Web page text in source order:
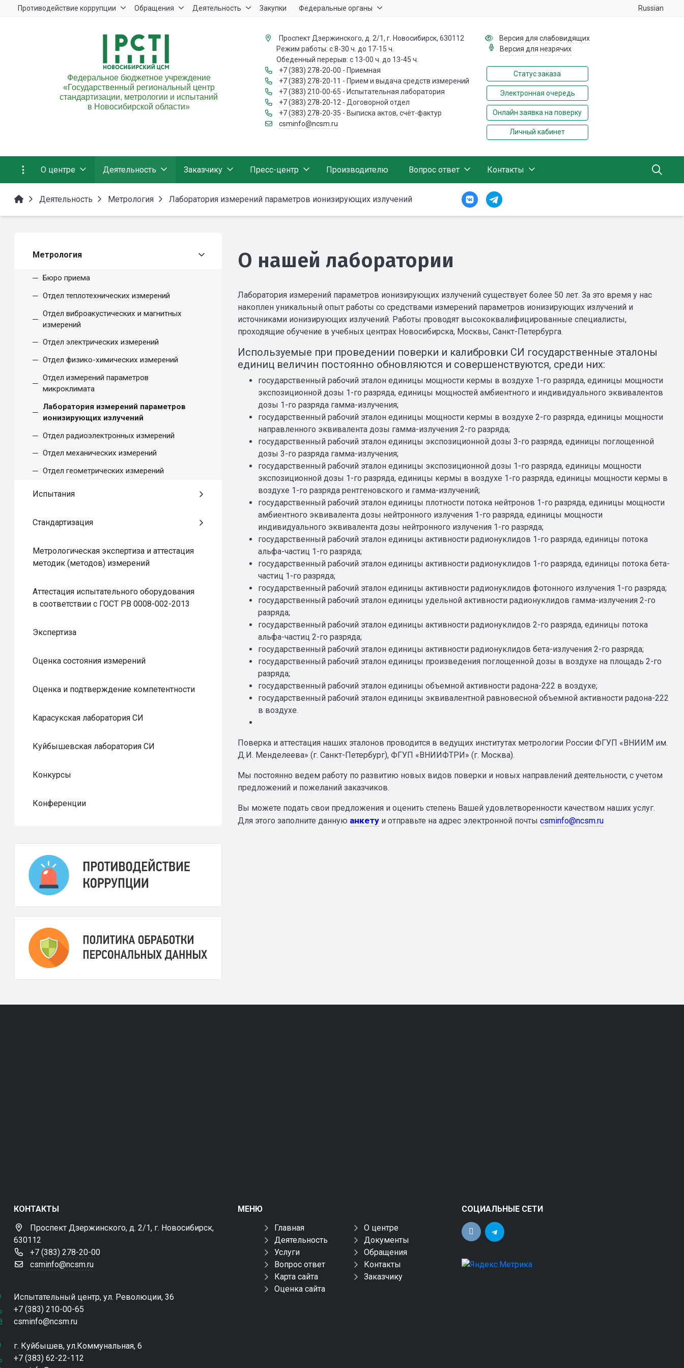
Противодействие коррупции Обращения Деятельность Закупки Федеральные органы Russian
Федеральное бюджетное учреждение
«Государственный региональный центр
стандартизации, метрологии и испытаний
в Новосибирской области»
Проспект Дзержинского, д. 2/1, г. Новосибирск, 630112
Режим работы: с 8-30 ч. до 17-15 ч.
Обеденный перерыв: с 13-00 ч. до 13-45 ч.
+7 (383) 278-20-00 - Приемная
+7 (383) 278-20-11 - Прием и выдача средств измерений
+7 (383) 210-00-65 - Испытательная лаборатория
+7 (383) 278-20-12 - Договорной отдел
+7 (383) 278-20-35 - Выписка актов, счёт-фактур
csminfo@ncsm.ru
Версия для слабовидящих
Версия для незрячих
Статус заказа
Электронная очередь
Онлайн заявка на поверку
Личный кабинет
О центре Деятельность Заказчику Пресс-центр Производителю Вопрос ответ Контакты
Деятельность Метрология Лаборатория измерений параметров ионизирующих излучений
Метрология
Бюро приема
Отдел теплотехнических измерений
Отдел виброакустических и магнитных
измерений
Отдел электрических измерений
Отдел физико-химических измерений
Отдел измерений параметров
микроклимата
Лаборатория измерений параметров
ионизирующих излучений
Отдел радиоэлектронных измерений
Отдел механических измерений
Отдел геометрических измерений
Испытания
Стандартизация
Метрологическая экспертиза и аттестация
методик (методов) измерений
Аттестация испытательного оборудования
в соответствии с ГОСТ РВ 0008-002-2013
Экспертиза
Оценка состояния измерений
Оценка и подтверждение компетентности
Карасукская лаборатория СИ
Куйбышевская лаборатория СИ
Конкурсы
Конференции
О нашей лаборатории
Лаборатория измерений параметров ионизирующих излучений существует более 50 лет. За это время у нас
накоплен уникальный опыт работы со средствами измерений параметров ионизирующих излучений и
источниками ионизирующих излучений. Работы проводят высококвалифицированные специалисты,
проходящие обучение в учебных центрах Новосибирска, Москвы, Санкт-Петербурга.
Используемые при проведении поверки и калибровки СИ государственные эталоны
единиц величин постоянно обновляются и совершенствуются, среди них:
государственный рабочий эталон единицы мощности кермы в воздухе 1-го разряда, единицы мощности
экспозиционной дозы 1-го разряда, единицы мощностей амбиентного и индивидуального эквивалентов
дозы 1-го разряда гамма-излучения;
государственный рабочий эталон единицы мощности кермы в воздухе 2-го разряда, единицы мощности
направленного эквивалента дозы гамма-излучения 2-го разряда;
государственный рабочий эталон единицы экспозиционной дозы 3-го разряда, единицы поглощенной
дозы 3-го разряда гамма-излучения;
государственный рабочий эталон единицы экспозиционной дозы 1-го разряда, единицы мощности
экспозиционной дозы 1-го разряда, единицы кермы в воздухе 1-го разряда, единицы мощности кермы в
воздухе 1-го разряда рентгеновского и гамма-излучений;
государственный рабочий эталон единицы плотности потока нейтронов 1-го разряда, единицы мощности
амбиентного эквивалента дозы нейтронного излучения 1-го разряда, единицы мощности
индивидуального эквивалента дозы нейтронного излучения 1-го разряда;
государственный рабочий эталон единицы активности радионуклидов 1-го разряда, единицы потока
альфа-частиц 1-го разряда;
государственный рабочий эталон единицы активности радионуклидов 1-го разряда, единицы потока бета-
частиц 1-го разряда;
государственный рабочий эталон единицы активности радионуклидов фотонного излучения 1-го разряда;
государственный рабочий эталон единицы удельной активности радионуклидов гамма-излучения 2-го
разряда;
государственный рабочий эталон единицы активности радионуклидов 2-го разряда, единицы потока
альфа-частиц 2-го разряда;
государственный рабочий эталон единицы активности радионуклидов бета-излучения 2-го разряда;
государственный рабочий эталон единицы произведения поглощенной дозы в воздухе на площадь 2-го
разряда;
государственный рабочий эталон единицы объемной активности радона-222 в воздухе;
государственный рабочий эталон единицы эквивалентной равновесной объемной активности радона-222
в воздухе.
Поверка и аттестация наших эталонов проводится в ведущих институтах метрологии России ФГУП «ВНИИМ им.
Д.И. Менделеева» (г. Санкт-Петербург), ФГУП «ВНИИФТРИ» (г. Москва).
Мы постоянно ведем работу по развитию новых видов поверки и новых направлений деятельности, с учетом
предложений и пожеланий заказчиков.
Вы можете подать свои предложения и оценить степень Вашей удовлетворенности качеством наших услуг.
Для этого заполните данную анкетуи отправьте на адрес электронной почты csminfo@ncsm.ru
КОНТАКТЫ
Проспект Дзержинского, д. 2/1, г. Новосибирск,
630112
+7 (383) 278-20-00
csminfo@ncsm.ru
Испытательный центр, ул. Революции, 36
+7 (383) 210-00-65
csminfo@ncsm.ru
г. Куйбышев, ул.Коммунальная, 6
+7 (383) 62-22-112
МЕНЮ
Главная
О центре
Деятельность
Документы
Услуги
Обращения
Вопрос ответ
Контакты
Карта сайта
Заказчику
Оценка сайта
СОЦИАЛЬНЫЕ СЕТИ